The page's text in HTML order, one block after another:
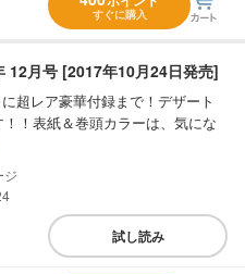
すぐに購入
12月号 [2017年10月24日発売]
超レア豪華付録まで！デザート
！表紙＆巻頭カラーは、気にな
試し読み